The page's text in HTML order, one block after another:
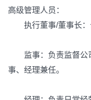
高级管理人员：
执行董事/董事长：
监事：负责监督公
事、经理兼任。